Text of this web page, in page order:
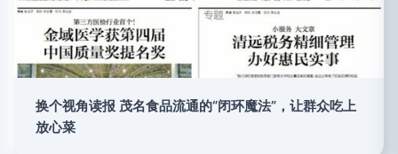
换个视角读报 茂名食品流通的“闭环魔法”，让群众吃上
放心菜